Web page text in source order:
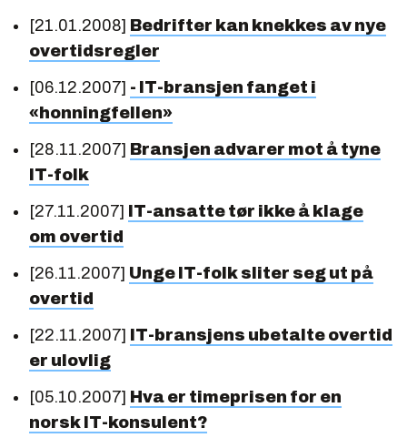
[21.01.2008] Bedrifter kan knekkes av nye
overtidsregler
[06.12.2007] - IT-bransjen fanget i
«honningfellen»
[28.11.2007] Bransjen advarer mot å tyne
IT-folk
[27.11.2007]
IT-ansatte tør ikke å klage
om overtid
[26.11.2007] Unge IT-folk sliter seg ut på
overtid
[22.11.2007]
IT-bransjens ubetalte overtid
er ulovlig
[05.10.2007] Hva er timeprisen for en
norsk IT-konsulent?